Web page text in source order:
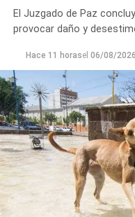
Noroeste, Quinta 25,
donde se entregaron
y alimentos.
En paralelo, las
limpieza de
sectores de la ciudad,
Güemes entre Dr.
Carlos Gardel y
Rochdale y Jujuy;
Avenida Roca; y Chula
El Juzgado de Paz
provocar daño y
Hace 11 horasel 06/08/2026